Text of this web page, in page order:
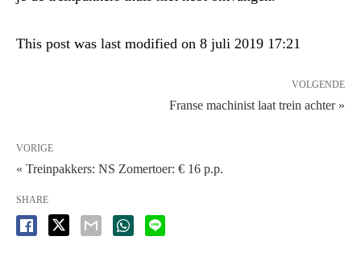
This post was last modified on 8 juli 2019 17:21
VOLGENDE
Franse machinist laat trein achter »
VORIGE
« Treinpakkers: NS Zomertoer: € 16 p.p.
SHARE